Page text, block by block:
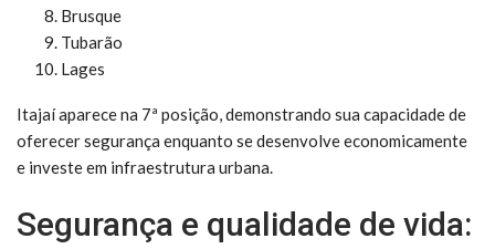
Brusque
Tubarão
Lages
Itajaí aparece na 7ª posição, demonstrando sua capacidade de
oferecer segurança enquanto se desenvolve economicamente
e investe em infraestrutura urbana.
Segurança e qualidade de vida: